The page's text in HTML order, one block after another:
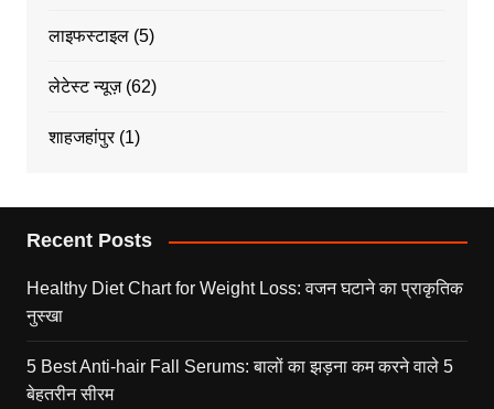
लाइफस्टाइल(5)
लेटेस्ट न्यूज़(62)
शाहजहांपुर(1)
Recent Posts
Healthy Diet Chart for Weight Loss: वजन घटाने का प्राकृतिक
नुस्खा
5 Best Anti-hair Fall Serums: बालों का झड़ना कम करने वाले 5
बेहतरीन सीरम